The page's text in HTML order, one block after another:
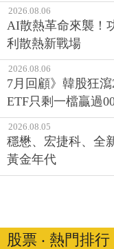
2026.08.06
AI散熱革命來襲！
利散熱新戰場
2026.08.06
7月回顧》韓股狂
ETF只剩一檔贏過
2026.08.05
穩懋、宏捷科、全
黃金年代
股票 ‧ 熱門排行